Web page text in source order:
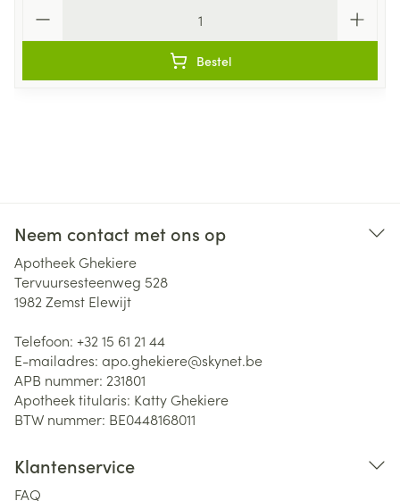
Bestel
Neem contact met ons op
Apotheek Ghekiere
Tervuursesteenweg 528
1982 Zemst Elewijt
Telefoon: +32 15 61 21 44
E-mailadres: apo.ghekiere@skynet.be
APB nummer: 231801
Apotheek titularis: Katty Ghekiere
BTW nummer: BE0448168011
Klantenservice
FAQ